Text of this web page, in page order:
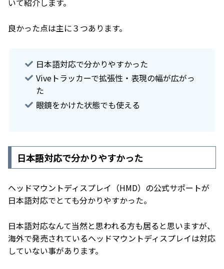
いて紹介します。
良かった点は主に３つあります。
日本語対応で分かりやすかった
Viveトラッカーで拡張性・表現の幅が広がっ
た
眼鏡をかけた状態でも使える
日本語対応で分かりやすかった
ヘッドマウントディスプレイ（HMD）の公式サポートが
日本語対応でとても分かりやすかった。
日本語対応なんて当然と思われる方も居ると思いますが、
海外で発売されているヘッドマウントディスプレイは対応
していない事があります。